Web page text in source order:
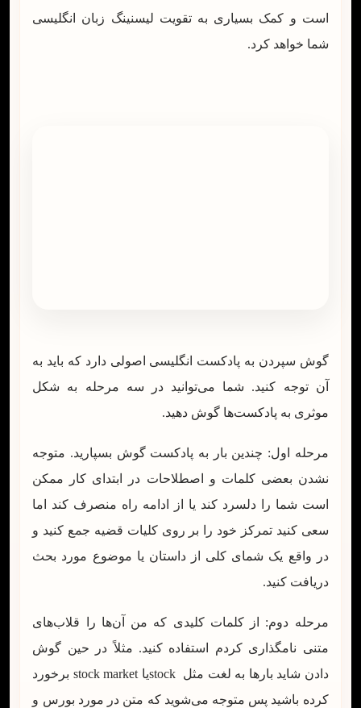
است و کمک بسیاری به تقویت لیسنینگ زبان انگلیسی
شما خواهد کرد.
گوش سپردن به پادکست انگلیسی اصولی دارد که باید به
آن توجه کنید. شما می‌توانید در سه مرحله به شکل
موثری به پادکست‌ها گوش دهید.
مرحله اول: چندین بار به پادکست گوش بسپارید. متوجه
نشدن بعضی کلمات و اصطلاحات در ابتدای کار ممکن
است شما را دلسرد کند یا از ادامه راه منصرف کند اما
سعی کنید تمرکز خود را بر روی کلیات قضیه جمع کنید و
در واقع یک شمای کلی از داستان یا موضوع مورد بحث
دریافت کنید.
مرحله دوم: از کلمات کلیدی که من آن‌ها را قلاب‌های
متنی نامگذاری کردم استفاده کنید. مثلاً در حین گوش
دادن شاید بارها به لغت مثل stockیا stock market برخورد
کرده باشید پس متوجه می‌شوید که متن در مورد بورس و